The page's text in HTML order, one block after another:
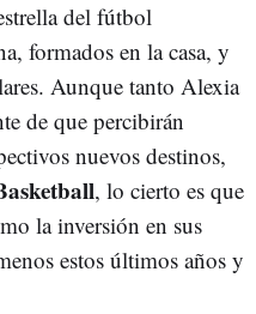
del fútbol
formados en la casa, y
Aunque tanto Alexia
de que percibirán
nuevos destinos,
, lo cierto es que
la inversión en sus
estos últimos años y